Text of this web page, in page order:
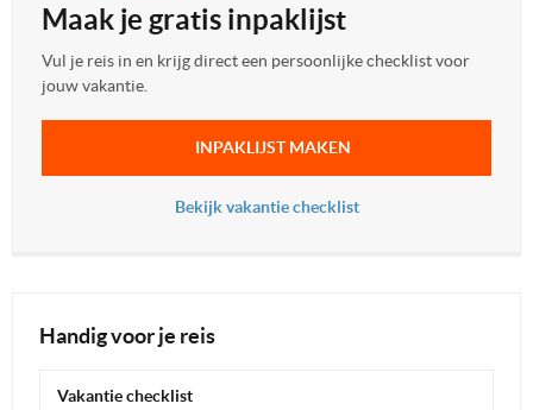
Maak je gratis inpaklijst
Vul je reis in en krijg direct een persoonlijke checklist voor
jouw vakantie.
INPAKLIJST MAKEN
Bekijk vakantie checklist
Handig voor je reis
Vakantie checklist